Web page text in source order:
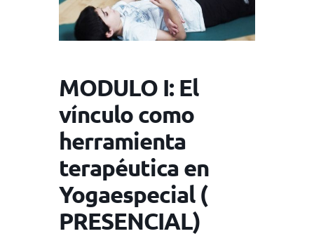
MODULO I: El
vínculo como
herramienta
terapéutica en
Yogaespecial (
PRESENCIAL)